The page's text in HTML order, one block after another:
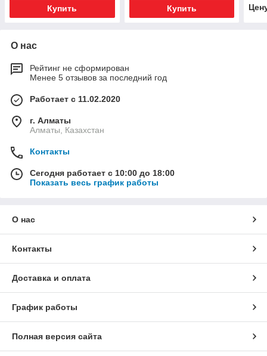
Купить Купить
О нас
Рейтинг не сформирован
Менее 5 отзывов за последний год
Работает с 11.02.2020
г. Алматы
Алматы, Казахстан
Контакты
Сегодня работает с 10:00 до 18:00
Показать весь график работы
О нас
Контакты
Доставка и оплата
График работы
Полная версия сайта